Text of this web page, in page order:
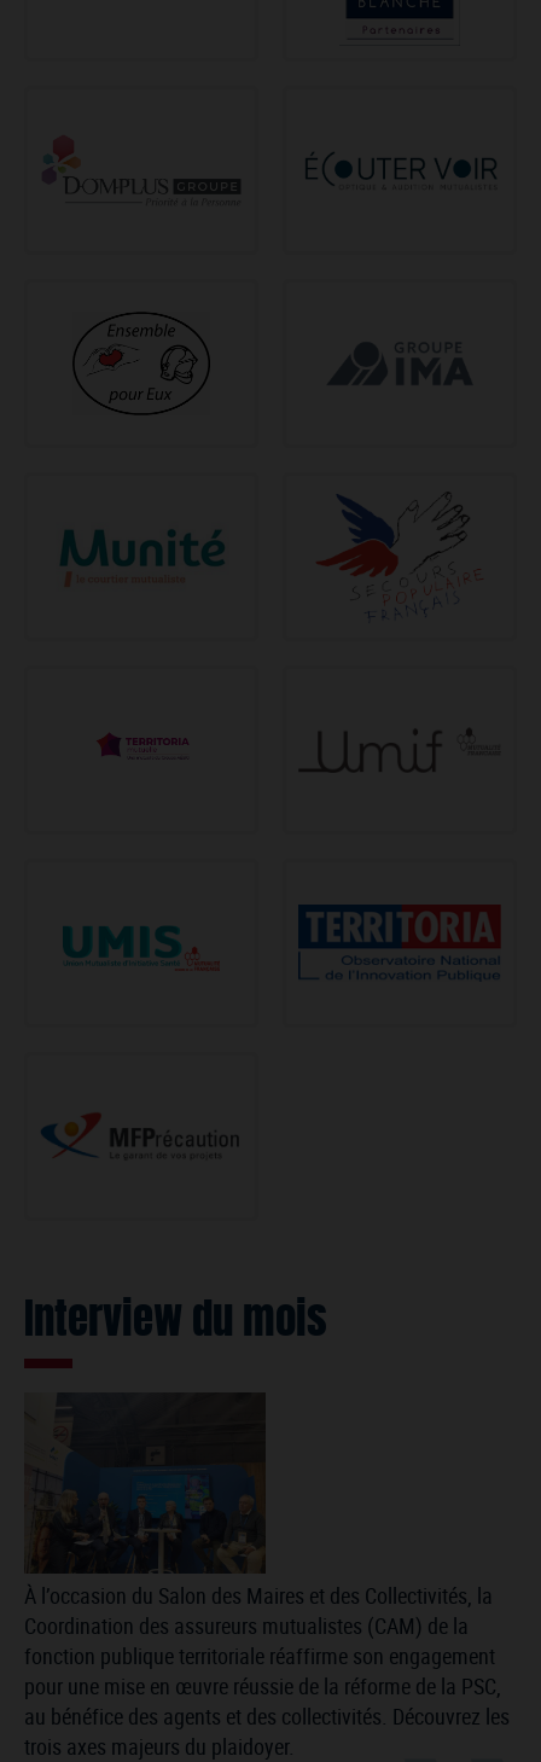
Interview du mois
À l’occasion du Salon des Maires et des Collectivités, la
Coordination des assureurs mutualistes (CAM) de la
fonction publique territoriale réaffirme son engagement
pour une mise en œuvre réussie de la réforme de la PSC,
au bénéfice des agents et des collectivités. Découvrez les
trois axes majeurs du plaidoyer.